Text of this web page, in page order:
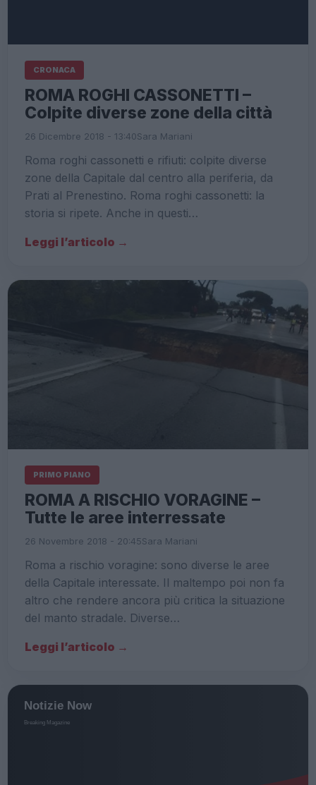
CRONACA
ROMA ROGHI CASSONETTI –
Colpite diverse zone della città
26 Dicembre 2018 - 13:40Sara Mariani
Roma roghi cassonetti e rifiuti: colpite diverse
zone della Capitale dal centro alla periferia, da
Prati al Prenestino. Roma roghi cassonetti: la
storia si ripete. Anche in questi…
Leggi l’articolo →
PRIMO PIANO
ROMA A RISCHIO VORAGINE –
Tutte le aree interressate
26 Novembre 2018 - 20:45Sara Mariani
Roma a rischio voragine: sono diverse le aree
della Capitale interessate. Il maltempo poi non fa
altro che rendere ancora più critica la situazione
del manto stradale. Diverse…
Leggi l’articolo →